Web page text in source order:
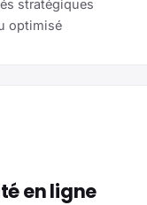
stratégiques
optimisé
en ligne